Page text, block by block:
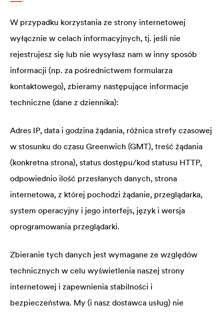
W przypadku korzystania ze strony internetowej
wyłącznie w celach informacyjnych, tj. jeśli nie
rejestrujesz się lub nie wysyłasz nam w inny sposób
informacji (np. za pośrednictwem formularza
kontaktowego), zbieramy następujące informacje
techniczne (dane z dziennika):
Adres IP, data i godzina żądania, różnica strefy czasowej
w stosunku do czasu Greenwich (GMT), treść żądania
(konkretna strona), status dostępu/kod statusu HTTP,
odpowiednio ilość przesłanych danych, strona
internetowa, z której pochodzi żądanie, przeglądarka,
system operacyjny i jego interfejs, język i wersja
oprogramowania przeglądarki.
Zbieranie tych danych jest wymagane ze względów
technicznych w celu wyświetlenia naszej strony
internetowej i zapewnienia stabilności i
bezpieczeństwa. My (i nasz dostawca usług) nie